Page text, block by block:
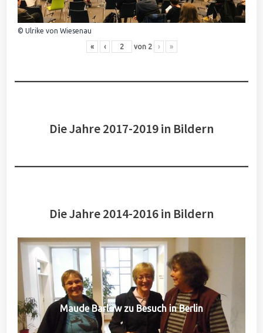
© Ulrike von Wiesenau
« ‹ von 2 › »
Die Jahre 2017-2019 in Bildern
Die Jahre 2014-2016 in Bildern
Maude Barlow zu Besuch in Berlin